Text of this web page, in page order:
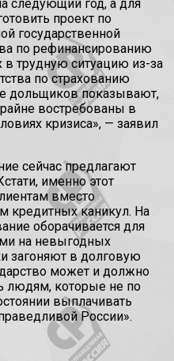
следующий год, а для
проект по
государственной
по рефинансированию
трудную ситуацию из-за
по страхованию
дольщиков показывают,
востребованы в
кризиса», — заявил
сейчас предлагают
именно этот
вместо
кредитных каникул. На
оборачивается для
на невыгодных
загоняют в долговую
может и должно
людям, которые не по
выплачивать
России».